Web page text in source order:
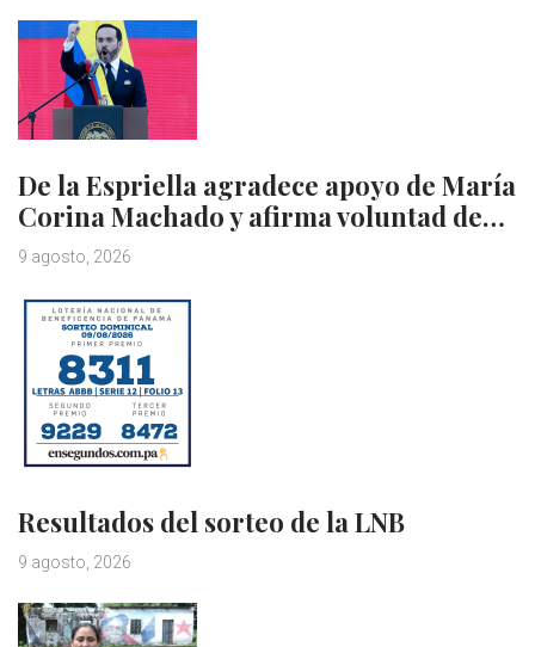
De la Espriella agradece apoyo de María
Corina Machado y afirma voluntad de…
9 agosto, 2026
Resultados del sorteo de la LNB
9 agosto, 2026